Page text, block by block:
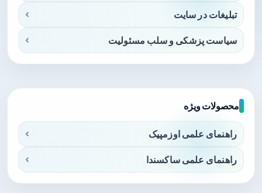
تبلیغات در سایت
سیاست پزشکی و سلب مسئولیت
محصولات ویژه
راهنمای علمی اوزمپیک
راهنمای علمی ساکسندا